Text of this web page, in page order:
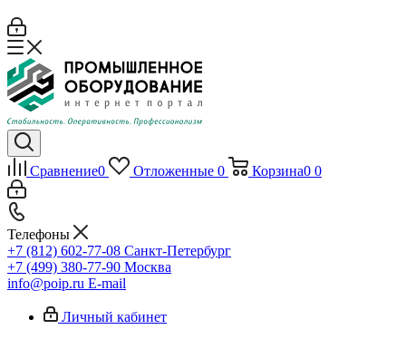
Сравнение0 Отложенные 0 Корзина0 0
Телефоны
+7 (812) 602-77-08 Санкт-Петербург
+7 (499) 380-77-90 Москва
info@poip.ru E-mail
Личный кабинет